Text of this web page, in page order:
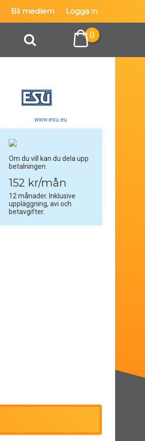
Bli medlem Logga in
0
www.esu.eu
Om du vill kan du dela upp
betalningen.
152 kr/mån
12 månader. Inklusive
uppläggning, avi och
betavgifter.